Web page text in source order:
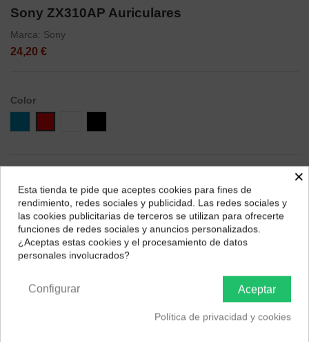
Sony ZX310AP Auriculares
Marca: Sony
24,20 €
Color
Descripción
Tamaño y peso
Peso
Características
¿Dónde deseas recibir tu pedido?
Selecciona tu ubicación para mostrarte los precios e
impuestos correctos para tu región.
×
Esta tienda te pide que aceptes cookies para fines de
rendimiento, redes sociales y publicidad. Las redes sociales y
las cookies publicitarias de terceros se utilizan para ofrecerte
funciones de redes sociales y anuncios personalizados.
¿Aceptas estas cookies y el procesamiento de datos
personales involucrados?
Aceptar
Configurar
Política de privacidad y cookies